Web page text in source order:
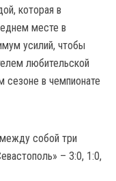
которая в
месте в
усилий, чтобы
любительской
в чемпионате
собой три
– 3:0, 1:0,